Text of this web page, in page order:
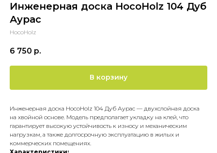
Инженерная доска HocoHolz 104 Дуб
Аурас
HocoHolz
6 750 р.
В корзину
Инженерная доска HocoHolz 104 Дуб Аурас — двухслойная доска
на хвойной основе. Модель предполагает укладку на клей, что
гарантирует высокую устойчивость к износу и механическим
нагрузкам, а также долгосрочную эксплуатацию в жилых и
коммерческих помещениях.